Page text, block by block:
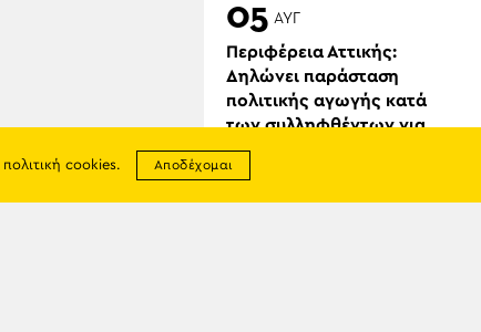
05 ΑΥΓ
Περιφέρεια Αττικής:
Δηλώνει παράσταση
πολιτικής αγωγής κατά
των συλληφθέντων για
την φωτιά
πολιτική cookies. Αποδέχομαι